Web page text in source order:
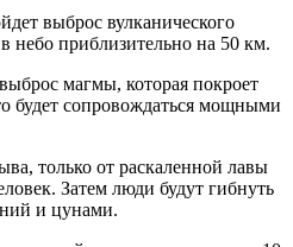
выброс вулканического
небо приблизительно на 50 км.
магмы, которая покроет
будет сопровождаться мощными
только от раскаленной лавы
Затем люди будут гибнуть
и цунами.